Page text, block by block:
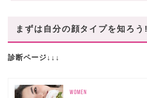
エレガント
一生モノバッグはコレ♡
クール
使用感レビューはこちら!
まずは自分の顔タイプを知ろう!
診断ページ↓↓↓
WOMEN